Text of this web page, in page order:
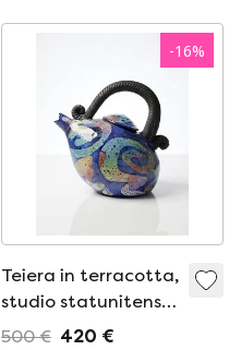
-16%
Teiera in terracotta,
studio statunitense,
anni '50-'70, stile
500 € 420 €